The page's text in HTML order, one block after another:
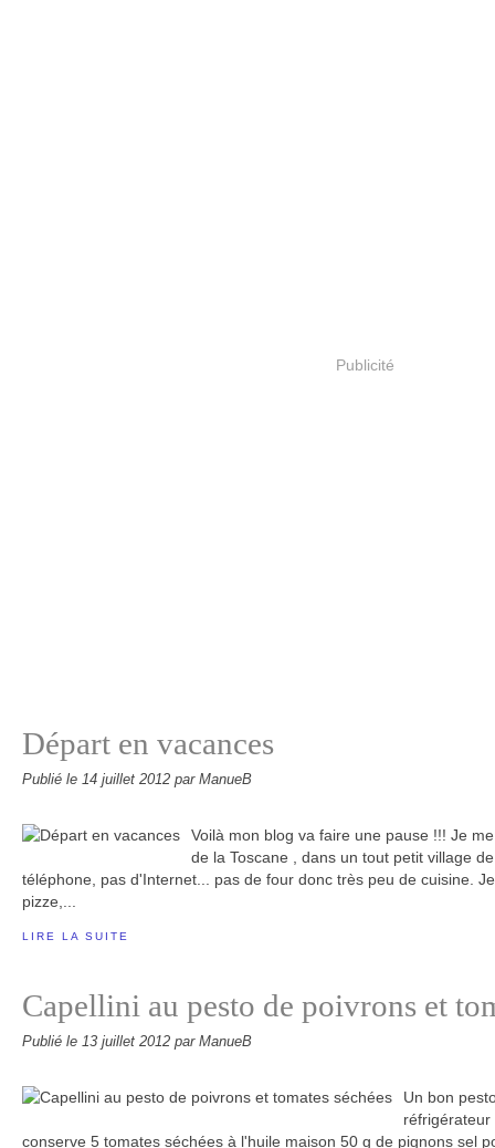
Publicité
Départ en vacances
Publié le 14 juillet 2012 par ManueB
Voilà mon blog va faire une pause !!! Je
de la Toscane , dans un tout petit village
téléphone, pas d'Internet... pas de four donc très peu de cuisine.
pizze,...
LIRE LA SUITE
Capellini au pesto de poivrons et
Publié le 13 juillet 2012 par ManueB
Un bon
conserve 5 tomates séchées à l'huile maison 50 g de pignons sel